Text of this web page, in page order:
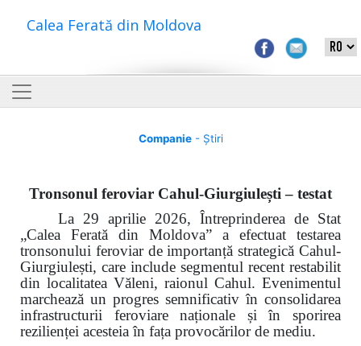
Calea Ferată din Moldova
Companie- Știri
Tronsonul feroviar Cahul-Giurgiulești – testat
La 29 aprilie 2026, Întreprinderea de Stat
„Calea Ferată din Moldova” a efectuat testarea
tronsonului feroviar de importanță strategică Cahul-
Giurgiulești, care include segmentul recent restabilit
din localitatea Văleni, raionul Cahul. Evenimentul
marchează un progres semnificativ în consolidarea
infrastructurii feroviare naționale și în sporirea
rezilienței acesteia în fața provocărilor de mediu.